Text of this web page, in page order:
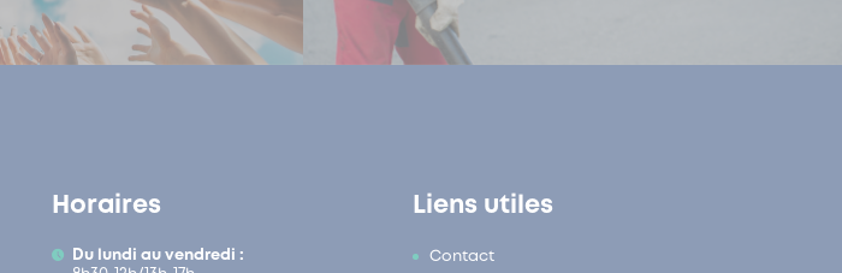
Horaires
Du lundi au vendredi :
Liens utiles
Contact